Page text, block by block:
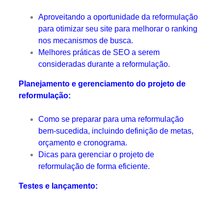
Aproveitando a oportunidade da reformulação
para otimizar seu site para melhorar o ranking
nos mecanismos de busca.
Melhores práticas de SEO a serem
consideradas durante a reformulação.
Planejamento e gerenciamento do projeto de
reformulação:
Como se preparar para uma reformulação
bem-sucedida, incluindo definição de metas,
orçamento e cronograma.
Dicas para gerenciar o projeto de
reformulação de forma eficiente.
Testes e lançamento: